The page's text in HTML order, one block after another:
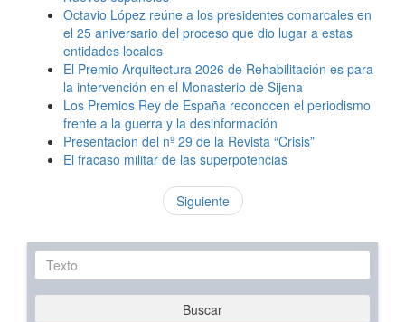
Octavio López reúne a los presidentes comarcales en
el 25 aniversario del proceso que dio lugar a estas
entidades locales
El Premio Arquitectura 2026 de Rehabilitación es para
la intervención en el Monasterio de Sijena
Los Premios Rey de España reconocen el periodismo
frente a la guerra y la desinformación
Presentacion del nº 29 de la Revista “Crisis”
El fracaso militar de las superpotencias
Siguiente
Texto
Buscar